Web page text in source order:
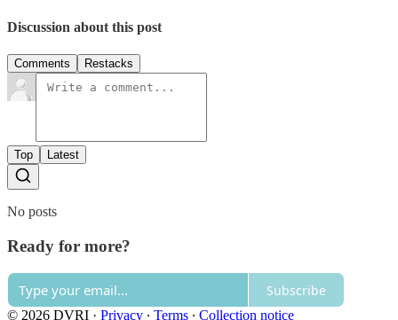
Discussion about this post
Comments Restacks
Top Latest
No posts
Ready for more?
Subscribe
© 2026 DVRI · Privacy ∙ Terms ∙ Collection notice